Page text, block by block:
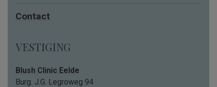
Contact
VESTIGING
Blush Clinic Eelde
Burg. J.G. Legroweg 94